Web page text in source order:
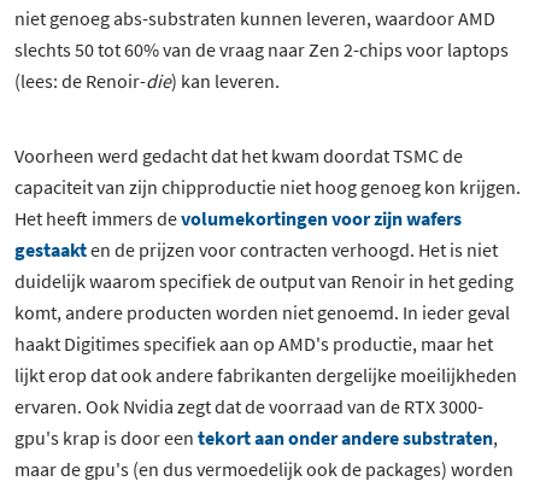
niet genoeg abs-substraten kunnen leveren, waardoor AMD
slechts 50 tot 60% van de vraag naar Zen 2-chips voor laptops
(lees: de Renoir-die) kan leveren.
Voorheen werd gedacht dat het kwam doordat TSMC de
capaciteit van zijn chipproductie niet hoog genoeg kon krijgen.
Het heeft immers devolumekortingen voor zijn wafers
gestaakten de prijzen voor contracten verhoogd. Het is niet
duidelijk waarom specifiek de output van Renoir in het geding
komt, andere producten worden niet genoemd. In ieder geval
haakt Digitimes specifiek aan op AMD's productie, maar het
lijkt erop dat ook andere fabrikanten dergelijke moeilijkheden
ervaren. Ook Nvidia zegt dat de voorraad van de RTX 3000-
gpu's krap is door een tekort aan onder andere substraten,
maar de gpu's (en dus vermoedelijk ook de packages) worden